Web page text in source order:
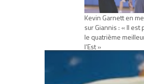
Kevin Garnett en
sur Giannis : « Il
le quatrième
l’Est »